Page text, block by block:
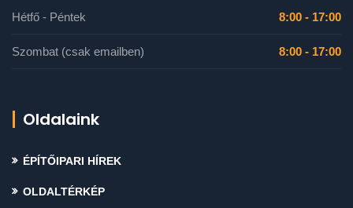
Hétfő - Péntek 8:00 - 17:00
Szombat (csak emailben) 8:00 - 17:00
Oldalaink
ÉPÍTŐIPARI HÍREK
OLDALTÉRKÉP